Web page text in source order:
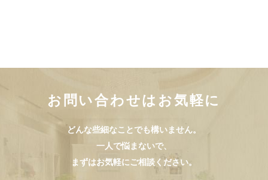
お問い合わせはお気軽に
どんな些細なことでも構いません。
一人で悩まないで、
まずはお気軽にご相談ください。